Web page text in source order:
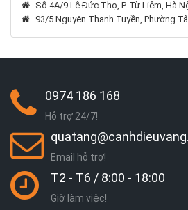
Số 4A/9 Lê Đức Thọ, P. Từ Liêm, Hà
93/5 Nguyễn Thanh Tuyền, Phường
0974 186 168
Hỗ trợ 24/7!
Email hỗ trợ!
T2 - T6 / 8:00 - 18:00
Giờ làm việc!